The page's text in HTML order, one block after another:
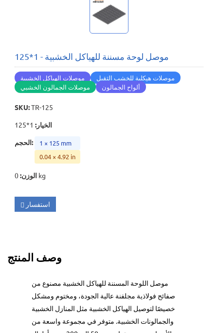
موصل لوحة مسننة للهياكل الخشبية - 1*125
موصلات الهياكل الخشبية
موصلات هيكلية للخشب الثقيل
موصلات الجمالون الخشبي
ألواح الجمالون
SKU:TR-125
الخيار :
1*125
الحجم:
1 × 125 mm
0.04 × 4.92 in
الوزن: 0 kg
استفسار
وصف المنتج
موصل اللوحة المسننة للهياكل الخشبية مصنوع من
صفائح فولاذية مجلفنة عالية الجودة، ومختوم ومشكل
خصيصًا لتوصيل الهياكل الخشبية مثل المنازل الخشبية
والجمالونات الخشبية. متوفر في مجموعة واسعة من